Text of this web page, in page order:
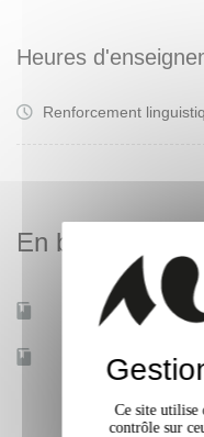
Heures
Renforcement
En bref
Mobilité d'études
Accessible à distance
Ce site utilise
contrôle sur